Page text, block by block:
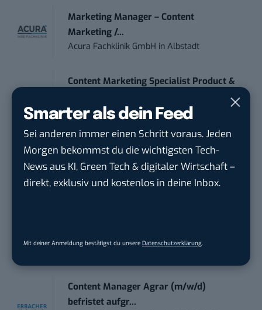
Smarter als dein Feed
Sei anderen immer einen Schritt voraus. Jeden
Morgen bekommst du die wichtigsten Tech-
News aus KI, Green Tech & digitaler Wirtschaft –
direkt, exklusiv und kostenlos in deine Inbox.
Mit deiner Anmeldung bestätigst du unsere Datenschutzerklärung
Marketing Manager – Content
Marketing /...
Acura Fachklinik GmbH inAlbstadt
Content Marketing Specialist Product &
Ferdinand Bilstein GmbH & Co. KG
IT Sales & Online Marketing Manager
(m/w/...
Instaffo GmbHinKarlsruhe
ZEISS in Oberkochen (Baden-Württemberg),
Content Manager Agrar (m/w/d)
befristet aufgr...